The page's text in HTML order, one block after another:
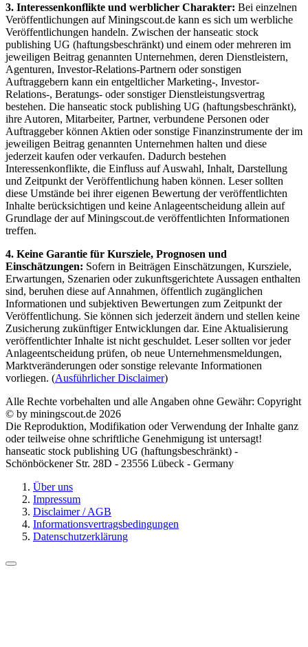
3. Interessenkonflikte und werblicher Charakter: Bei einzelnen
Veröffentlichungen auf Miningscout.de kann es sich um werbliche
Veröffentlichungen handeln. Zwischen der hanseatic stock
publishing UG (haftungsbeschränkt) und einem oder mehreren im
jeweiligen Beitrag genannten Unternehmen, deren Dienstleistern,
Agenturen, Investor-Relations-Partnern oder sonstigen
Auftraggebern kann ein entgeltlicher Marketing-, Investor-
Relations-, Beratungs- oder sonstiger Dienstleistungsvertrag
bestehen. Die hanseatic stock publishing UG (haftungsbeschränkt),
ihre Autoren, Mitarbeiter, Partner, verbundene Personen oder
Auftraggeber können Aktien oder sonstige Finanzinstrumente der im
jeweiligen Beitrag genannten Unternehmen halten und diese
jederzeit kaufen oder verkaufen. Dadurch bestehen
Interessenkonflikte, die Einfluss auf Auswahl, Inhalt, Darstellung
und Zeitpunkt der Veröffentlichung haben können. Leser sollten
diese Umstände bei ihrer eigenen Bewertung der veröffentlichten
Inhalte berücksichtigen und keine Anlageentscheidung allein auf
Grundlage der auf Miningscout.de veröffentlichten Informationen
treffen.
4. Keine Garantie für Kursziele, Prognosen und
Einschätzungen: Sofern in Beiträgen Einschätzungen, Kursziele,
Erwartungen, Szenarien oder zukunftsgerichtete Aussagen enthalten
sind, beruhen diese auf Annahmen, öffentlich zugänglichen
Informationen und subjektiven Bewertungen zum Zeitpunkt der
Veröffentlichung. Sie können sich jederzeit ändern und stellen keine
Zusicherung zukünftiger Entwicklungen dar. Eine Aktualisierung
veröffentlichter Inhalte ist nicht geschuldet. Leser sollten vor jeder
Anlageentscheidung prüfen, ob neue Unternehmensmeldungen,
Marktveränderungen oder sonstige relevante Informationen
vorliegen. (Ausführlicher Disclaimer)
Alle Rechte vorbehalten und alle Angaben ohne Gewähr: Copyright
© by miningscout.de 2026
Die Reproduktion, Modifikation oder Verwendung der Inhalte ganz
oder teilweise ohne schriftliche Genehmigung ist untersagt!
hanseatic stock publishing UG (haftungsbeschränkt) -
Schönböckener Str. 28D - 23556 Lübeck - Germany
Über uns
Impressum
Disclaimer / AGB
Informationsvertragsbedingungen
Datenschutzerklärung